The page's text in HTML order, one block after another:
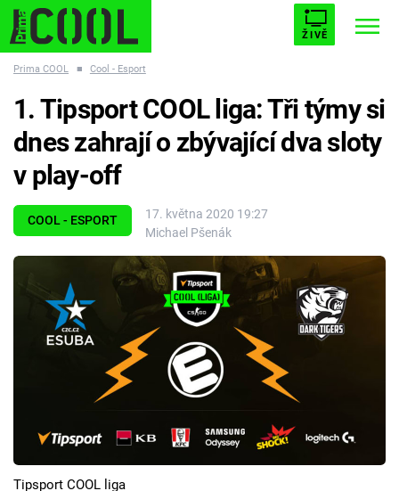
ŽIVĚ
ESCAPE PLNEJ KOTEL AVENGERS 5
Témata
Seriály
Pořady
Prima COOL ■ Cool - Esport
COOL - ESPORT
17. května 2020 19:27
Michael Pšenák
1. Tipsport COOL liga: Tři týmy si
dnes zahrají o zbývající dva sloty
v play-off
Tipsport COOL liga